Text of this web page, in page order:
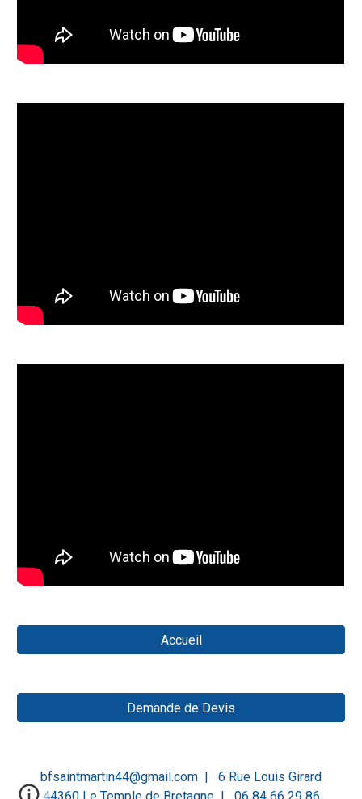
Accueil
Demande de Devis
bfsaintmartin44@gmail.com | 6 Rue Louis Girard